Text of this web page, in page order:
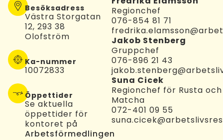
Besöksadress
Västra Storgatan
12, 293 38
Olofström
Ka-nummer
10072833
Öppettider
Se aktuella
öppettider för
kontoret på
Arbetsförmedlingen
Regionchef
076-854 81 71
Jakob Stenberg
Gruppchef
076-896 21 43
Suna Cicek
Regionchef för Rusta och
Matcha
072-401 09 55